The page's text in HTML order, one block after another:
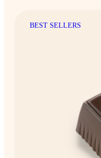
BEST SELLERS